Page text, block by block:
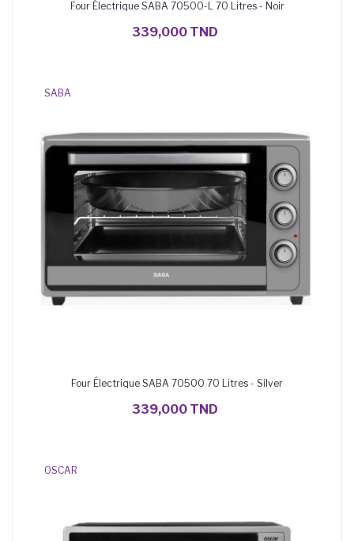
Four Électrique SABA 70500-L 70 Litres - Noir
339,000 TND
SABA
Four Électrique SABA 70500 70 Litres - Silver
339,000 TND
OSCAR